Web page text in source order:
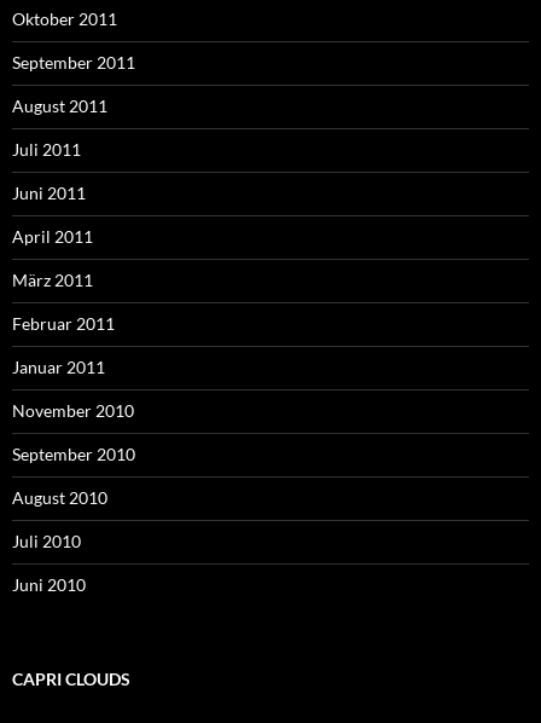
Oktober 2011
September 2011
August 2011
Juli 2011
Juni 2011
April 2011
März 2011
Februar 2011
Januar 2011
November 2010
September 2010
August 2010
Juli 2010
Juni 2010
CAPRI CLOUDS